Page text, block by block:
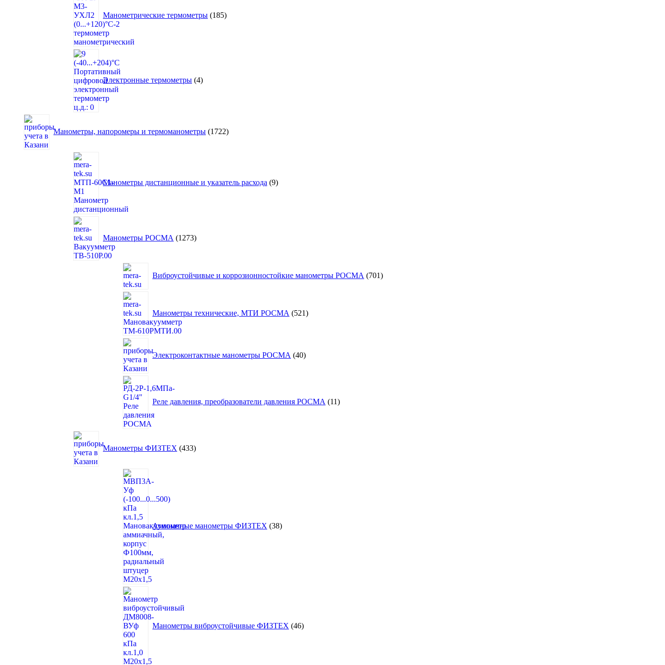
Манометрические термометры 185
Электронные термометры 4
Манометры, напоромеры и термоманометры 1722
товара
Манометры дистанционные и указатель расхода 9
Манометры РОСМА 1273
Виброустойчивые и коррозионностойкие манометры РОСМА 701товар
Манометры технические, МТИ РОСМА 521
Электроконтактные манометры РОСМА 40
товаров
Реле давления, преобразователи давления РОСМА 11
Манометры ФИЗТЕХ 433
товара
Аммиачные манометры ФИЗТЕХ 38
Манометры виброустойчивые ФИЗТЕХ 46